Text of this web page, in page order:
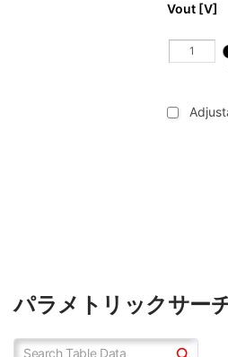
Vout [V]
パラメトリックサー